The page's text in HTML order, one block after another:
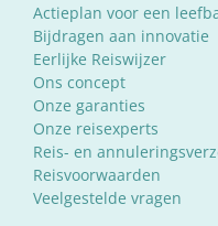
Actieplan voor een
Bijdragen aan innovatie
Eerlijke Reiswijzer
Ons concept
Onze garanties
Onze reisexperts
Reis- en
Reisvoorwaarden
Veelgestelde vragen